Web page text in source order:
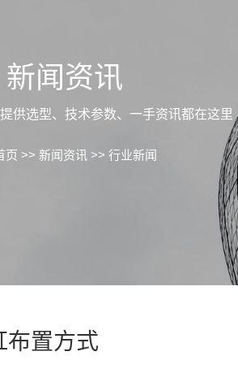
新闻资讯
供选型、技术参数、一手资讯都在这里
页 >> 新闻资讯 >> 行业新闻
布置方式